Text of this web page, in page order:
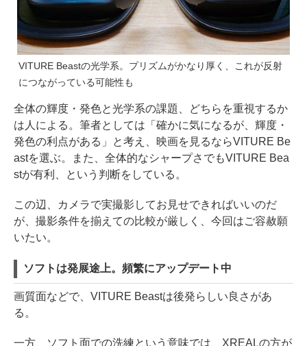
VITURE Beastの光学系。プリズムがかなり厚く、これが反射
につながっている可能性も
全体の輝度・発色と光学系の課題、どちらを重視するか
は人による。筆者としては「確かに気になるが、輝度・
発色の利点がある」と考え、映画を見るならVITURE Be
astを選ぶ。また、全体的なシャープさでもVITURE Bea
stが有利、という判断をしている。
この辺、カメラで実撮影してお見せできればいいのだ
が、撮影条件を揃えての比較が厳しく、今回はご容赦願
いたい。
ソフトは発展途上。頻繁にアップデート中
画質面などで、VITURE Beastは後発らしい良さがあ
る。
一方、ソフト面での洗練という意味では、XREALの方が